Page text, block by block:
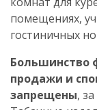
помещениях,
гостиничных
Большинство
продажи и
запрещены,